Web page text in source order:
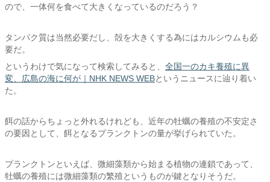
ので、一体何を食べて大きくなっているのだろう？
タンパク質は当然必要だし、殻を大きくする為にはカルシウムも必
要だ。
というわけで気になって検索してみると、 全国一のカキ養殖に異
変、広島の海に何が｜NHK NEWS WEBというニュースに辿り着い
た。
餌の話からちょっと外れるけれども、近年の牡蠣の養殖の不安定さ
の要因として、餌となるプランクトンの量が挙げられていた。
プランクトンといえば、微細藻類から始まる植物の連鎖であって、
牡蠣の養殖には微細藻類の繁殖というものが鍵となりそうだ。